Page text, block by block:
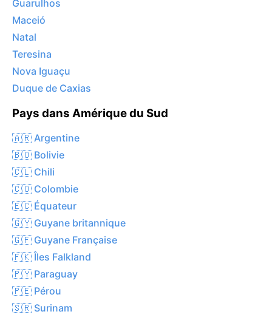
Guarulhos
Maceió
Natal
Teresina
Nova Iguaçu
Duque de Caxias
Pays dans Amérique du Sud
🇦🇷 Argentine
🇧🇴 Bolivie
🇨🇱 Chili
🇨🇴 Colombie
🇪🇨 Équateur
🇬🇾 Guyane britannique
🇬🇫 Guyane Française
🇫🇰 Îles Falkland
🇵🇾 Paraguay
🇵🇪 Pérou
🇸🇷 Surinam